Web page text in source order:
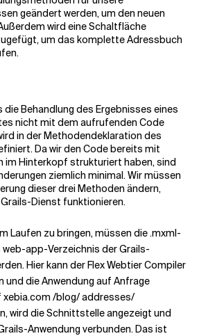
geändert werden, um den neuen
wird eine Schaltfläche
um das komplette Adressbuch
die Behandlung des Ergebnisses eines
nicht mit dem aufrufenden Code
in der Methodendeklaration des
Da wir den Code bereits mit
im Hinterkopf strukturiert haben, sind
ziemlich minimal. Wir müssen
dieser drei Methoden ändern,
Dienst funktionieren.
Laufen zu bringen, müssen die .mxml-
app-Verzeichnis der Grails-
Hier kann der Flex Webtier Compiler
und die Anwendung auf Anfrage
xebia.com /blog/ addresses/
wird die Schnittstelle angezeigt und
Anwendung verbunden. Das ist